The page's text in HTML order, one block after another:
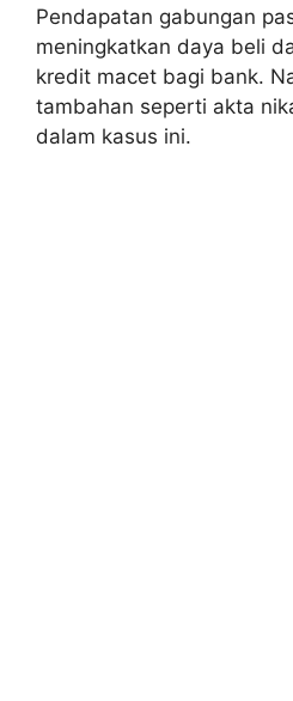
Pendapatan gabungan
meningkatkan daya beli
kredit macet bagi bank.
tambahan seperti akta
dalam kasus ini.